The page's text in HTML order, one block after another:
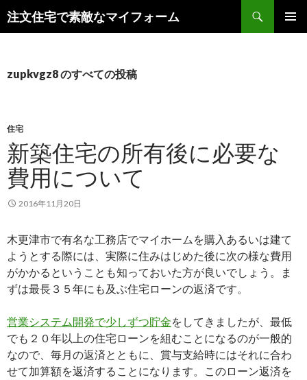
注文住宅で素敵なマイフォーム
検
索
ン
キ
ッ
プ
zupkvgz8 のすべての投稿
住宅
新築住宅の所有後に必要な
費用について
2016年11月20日
木更津市で有名な工務店でマイホームを購入あるいは建て
ようとする際には、実際に住みはじめた後に次の様な費用
がかかるということも知っておいた方が良いでしょう。ま
ずは最長３５年にも及ぶ住宅ローンの返済です。
営業システム開発で少しずつ貯金をしてきましたが、最低
でも２０年以上の住宅ローンを組むことになるのが一般的
なので、毎月の返済とともに、賞与支給時にはそれに合わ
せて加算額を返済することになります。このローン返済を